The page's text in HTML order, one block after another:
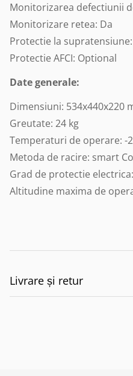
Monitorizarea defectiunii
Monitorizare retea: Da
Protectie la supratensiune:
Protectie AFCI: Optional
Date generale:
Dimensiuni: 534x440x220
Greutate: 24 kg
Temperaturi de operare: -
Metoda de racire: smart
Grad de protectie
Altitudine maxima de
Livrare și retur